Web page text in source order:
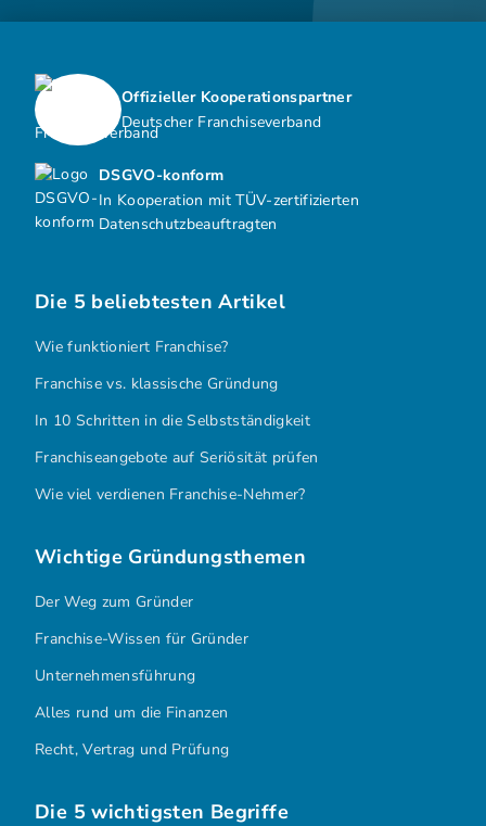
DSGVO-konform
In Kooperation mit TÜV-zertifizierten
Datenschutzbeauftragten
Offizieller Kooperationspartner
Deutscher Franchiseverband
Die 5 beliebtesten Artikel
Wie funktioniert Franchise?
Franchise vs. klassische Gründung
In 10 Schritten in die Selbstständigkeit
Franchiseangebote auf Seriösität prüfen
Wie viel verdienen Franchise-Nehmer?
Wichtige Gründungsthemen
Der Weg zum Gründer
Franchise-Wissen für Gründer
Unternehmensführung
Alles rund um die Finanzen
Recht, Vertrag und Prüfung
Die 5 wichtigsten Begriffe